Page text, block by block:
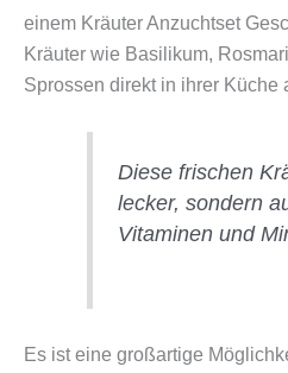
einem Kräuter Anzuchtset
Kräuter wie Basilikum,
Sprossen direkt in ihrer Küche
Diese frischen
lecker, sondern
Vitaminen und
Es ist eine großartige